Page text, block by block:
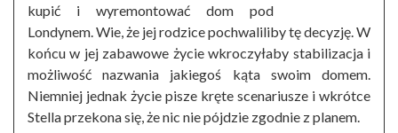
kupić i wyremontować dom pod
Londynem. Wie, że jej rodzice pochwaliliby tę decyzję. W
końcu w jej zabawowe życie wkroczyłaby stabilizacja i
możliwość nazwania jakiegoś kąta swoim domem.
Niemniej jednak życie pisze kręte scenariusze i wkrótce
Stella przekona się, że nic nie pójdzie zgodnie z planem.